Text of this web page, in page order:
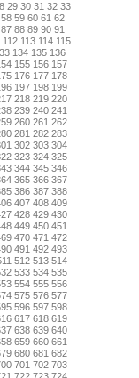
29 30 31 32 33
58 59 60 61 62
87 88 89 90 91
112 113 114 115
134 135 136
155 156 157
176 177 178
197 198 199
218 219 220
239 240 241
260 261 262
281 282 283
302 303 304
323 324 325
344 345 346
365 366 367
386 387 388
407 408 409
428 429 430
449 450 451
470 471 472
491 492 493
512 513 514
533 534 535
554 555 556
575 576 577
596 597 598
617 618 619
638 639 640
659 660 661
680 681 682
701 702 703